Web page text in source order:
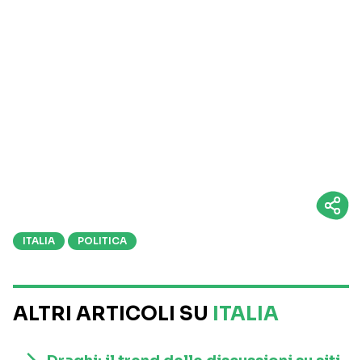
ITALIA POLITICA
ALTRI ARTICOLI SU ITALIA